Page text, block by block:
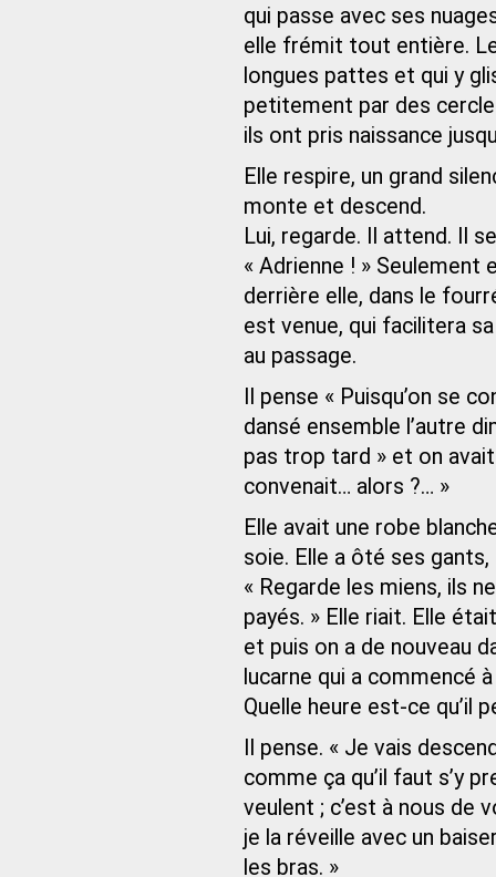
qui passe avec ses
elle frémit tout entière.
longues pattes et qui y
petitement par des
ils ont pris naissance
Elle respire, un grand
monte et descend.
Lui, regarde. Il attend. Il
« Adrienne ! » Seulement
derrière elle, dans le
est venue, qui facilitera
au passage.
Il pense « Puisqu’on se
dansé ensemble l’autre
pas trop tard » et on avait
convenait… alors ?… »
Elle avait une robe
soie. Elle a ôté ses
« Regarde les miens, ils
payés. » Elle riait. Elle
et puis on a de nouveau
lucarne qui a commencé
Quelle heure est-ce qu’il
Il pense. « Je vais
comme ça qu’il faut s’y
veulent ; c’est à nous de
je la réveille avec un
les bras. »